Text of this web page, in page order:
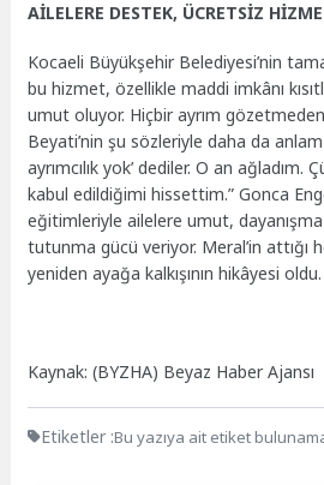
AİLELERE DESTEK, ÜCRETSİZ
Kocaeli Büyükşehir Belediyesi’nin
bu hizmet, özellikle maddi imkânı
umut oluyor. Hiçbir ayrım
Beyati’nin şu sözleriyle daha da anlam
ayrımcılık yok’ dediler. O an
kabul edildiğimi hissettim.” Gonca
eğitimleriyle ailelere umut,
tutunma gücü veriyor. Meral’in attığı
yeniden ayağa kalkışının hikâyesi oldu.
Kaynak: (BYZHA) Beyaz Haber Ajansı
Etiketler :Bu yazıya ait etiket